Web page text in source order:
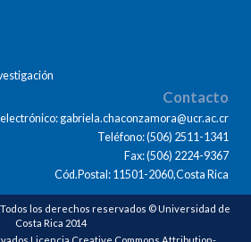
Contacto
gabriela.chaconzamora@ucr.ac.cr
Teléfono: (506) 2511-1341
Fax: (506) 2224-9367
Cód.Postal: 11501-2060,Costa Rica
los derechos reservados © Universidad de
Costa Rica 2014